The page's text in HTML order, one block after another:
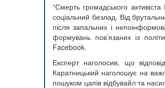
“Смерть громадського
соціальний безлад. Від
після запальних і
формувань пов’язаних із
Facebook.
Експерт наголосив, що
Каратницький наголошує на
пошуком цапів відбувайл та